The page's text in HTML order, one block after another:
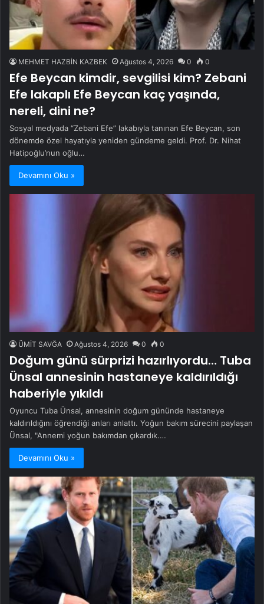
MEHMET HAZBİN KAZBEK Ağustos 4, 2026 0 0
Efe Beycan kimdir, sevgilisi kim? Zebani
Efe lakaplı Efe Beycan kaç yaşında,
nereli, dini ne?
Sosyal medyada “Zebani Efe” lakabıyla tanınan Efe Beycan, son
dönemde özel hayatıyla yeniden gündeme geldi. Prof. Dr. Nihat
Hatipoğlu’nun oğlu…
Devamını Oku »
ÜMİT SAVĞA Ağustos 4, 2026 0 0
Doğum günü sürprizi hazırlıyordu… Tuba
Ünsal annesinin hastaneye kaldırıldığı
haberiyle yıkıldı
Oyuncu Tuba Ünsal, annesinin doğum gününde hastaneye
kaldırıldığını öğrendiği anları anlattı. Yoğun bakım sürecini paylaşan
Ünsal, "Annemi yoğun bakımdan çıkardık.…
Devamını Oku »